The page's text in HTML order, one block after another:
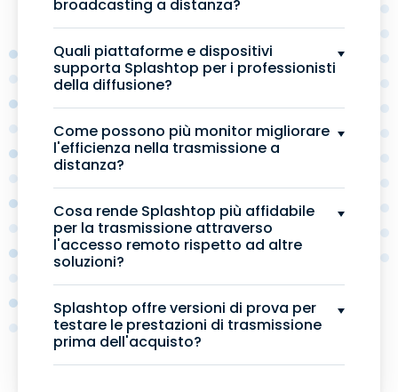
broadcasting a distanza?
Quali piattaforme e dispositivi
supporta Splashtop per i professionisti
della diffusione?
Come possono più monitor migliorare
l'efficienza nella trasmissione a
distanza?
Cosa rende Splashtop più affidabile
per la trasmissione attraverso
l'accesso remoto rispetto ad altre
soluzioni?
Splashtop offre versioni di prova per
testare le prestazioni di trasmissione
prima dell'acquisto?